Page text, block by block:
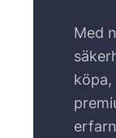
Med
köpa,